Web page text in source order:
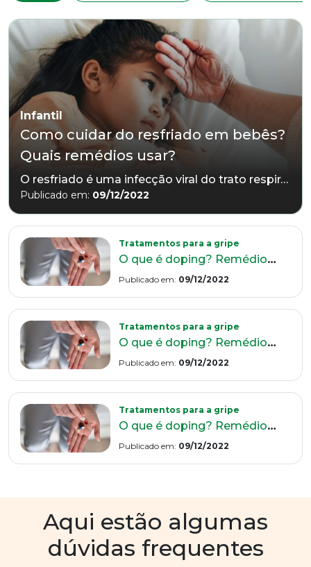
Infantil
Como cuidar do resfriado em bebês?
Quais remédios usar?
O resfriado é uma infecção viral do trato respiratório superior. Existem 200 vírus diferentes que podem provocar esse quadro de saúde. Geralmente, é uma doença autolimitada e de intensidade moderada.
Publicado em: 09/12/2022
Tratamentos para a gripe
O
que é doping? Remédios para gripe são pegos no teste?
Publicado em: 09/12/2022
Tratamentos para a gripe
O
que é doping? Remédios para gripe são pegos no teste?
Publicado em: 09/12/2022
Tratamentos para a gripe
O
que é doping? Remédios para gripe são pegos no teste?
Publicado em: 09/12/2022
Aqui estão algumas
dúvidas frequentes